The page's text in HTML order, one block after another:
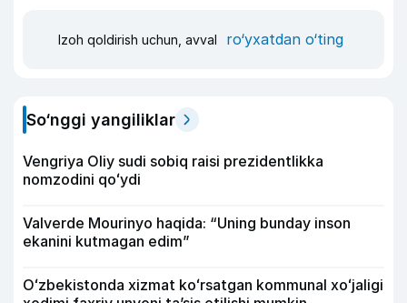
Izoh qoldirish uchun, avval ro‘yxatdan o‘ting
So‘nggi yangiliklar
Vengriya Oliy sudi sobiq raisi prezidentlikka
nomzodini qoʻydi
Valverde Mourinyo haqida: “Uning bunday inson
ekanini kutmagan edim”
Oʻzbekistonda xizmat koʻrsatgan kommunal xoʻjaligi